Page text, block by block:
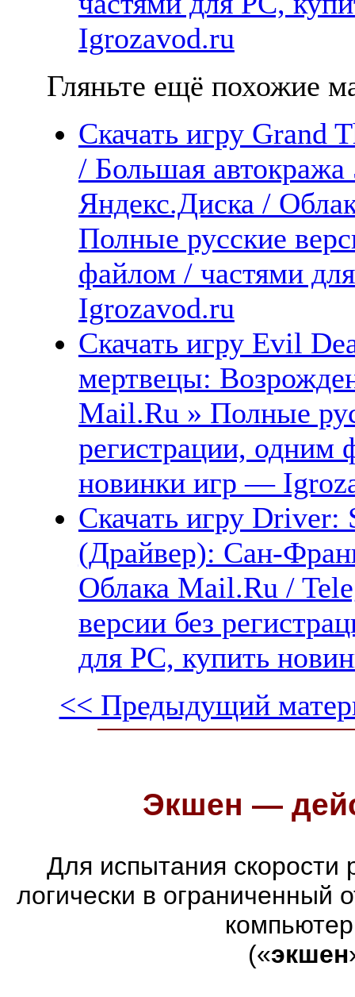
Igrozavod.ru
Гляньте ещё похожие
Скачать игру Grand
/ Большая
Яндекс.Диска /
Полные русские
файлом / частями
Igrozavod.ru
Скачать игру Evil
мертвецы:
Mail.Ru » Полные
регистрации, одним
новинки игр —
Скачать игру Driver:
(Драйвер): Сан-
Облака Mail.Ru /
версии без
для PC, купить
<< Предыдущий
Экшен —
Для испытания скорости
логически в ограниченный
(«экшен